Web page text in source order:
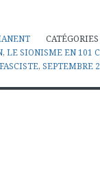
, LE SIONISME EN 101
, SEPTEMBRE